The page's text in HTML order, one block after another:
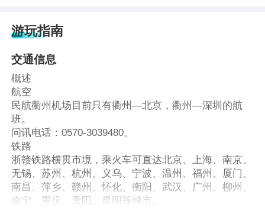
游玩指南
交通信息
概述
航空
民航衢州机场目前只有衢州—北京，衢州—深圳的航
班。
问讯电话：0570-3039480。
铁路
浙赣铁路横贯市境，乘火车可直达北京、上海、南京、
无锡、苏州、杭州、义乌、宁波、温州、福州、厦门、
南昌、萍乡、赣州、怀化、衡阳、武汉、广州、柳州、
南宁、重庆、贵阳、昆明等城市。